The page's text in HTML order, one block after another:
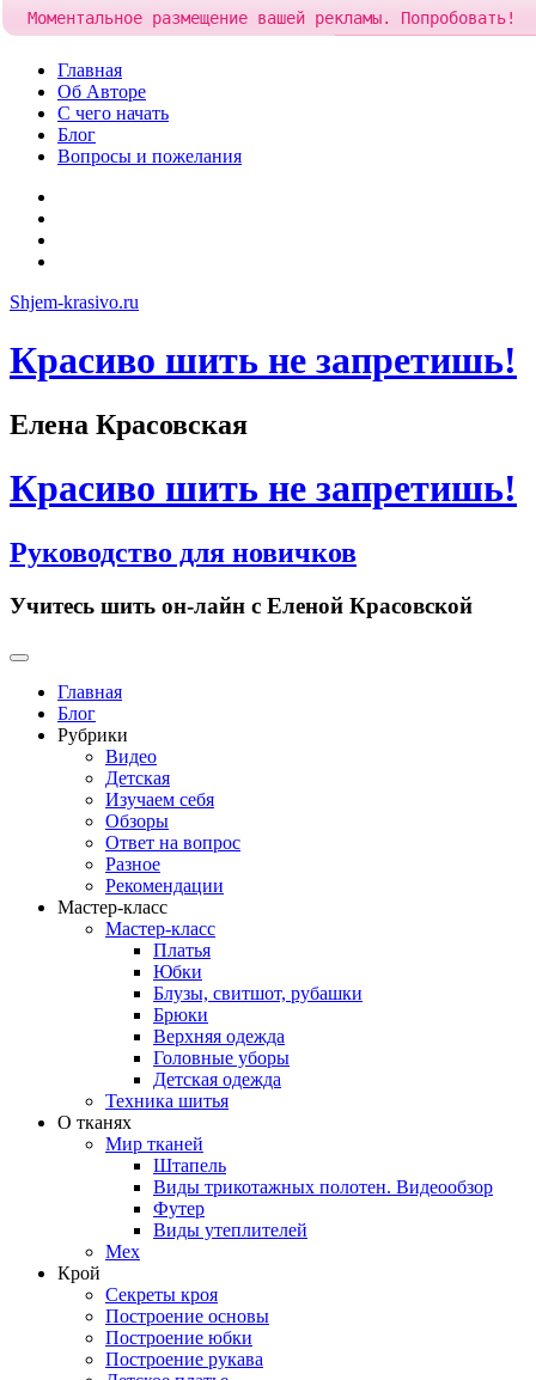
Skip
content
Главная
Об Авторе
С чего начать
Блог
Вопросы и пожелания
Shjem-krasivo.ru
Красиво шить не запретишь!
Елена Красовская
Красиво шить не запретишь!
Руководство для новичков
Учитесь шить он-лайн с Еленой Красовской
Primary
Главная
Блог
Рубрики
Видео
Детская
Изучаем себя
Обзоры
Ответ на вопрос
Разное
Рекомендации
Мастер-класс
Мастер-класс
Платья
Юбки
Блузы, свитшот, рубашки
Брюки
Верхняя одежда
Головные уборы
Детская одежда
Техника шитья
О тканях
Мир тканей
Штапель
Виды трикотажных полотен. Видеообзор
Футер
Виды утеплителей
Мех
Крой
Секреты кроя
Построение основы
Построение юбки
Построение рукава
Моментальное размещение вашей рекламы. Попробовать!